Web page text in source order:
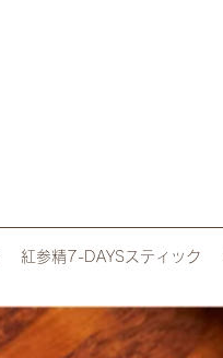
紅参精7-DAYSスティック